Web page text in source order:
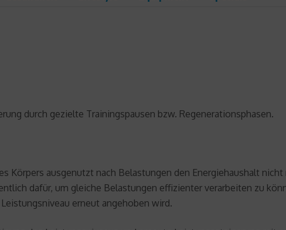
durch gezielte Trainingspausen bzw. Regenerationsphasen.
Körpers ausgenutzt nach Belastungen den Energiehaushalt
dafür, um gleiche Belastungen effizienter verarbeiten zu
erneut angehoben wird.